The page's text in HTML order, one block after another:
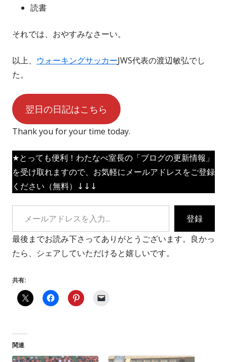
読書
それでは、おやすみなさーい。
以上、 ウォーキングサッカーJWS代表の渡辺敏弘でし
た。
翌日の日記はこちら
Thank you for your time today.
★とっても便利！わたなべ室長の「ブログの更新情報」
を受け取れますので、お気軽にメールアドレスをご登録
ください（無料）↓↓↓
メールアドレスを入力...
登録
最後までお読み下さってありがとうございます。良かっ
たら、シェアしていただけると嬉しいです。
共有:
関連